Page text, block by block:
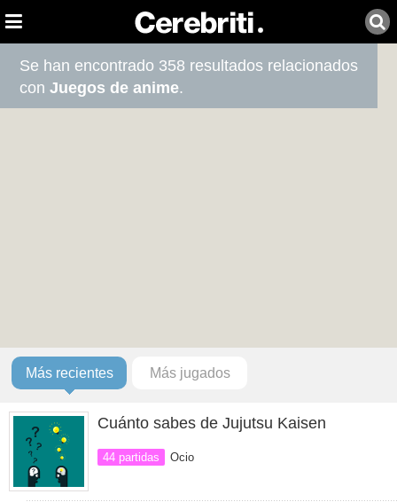
Se han encontrado 358 resultados relacionados
conJuegos de anime.
Más recientes Más jugados
Cuánto sabes de Jujutsu Kaisen
44 partidas Ocio